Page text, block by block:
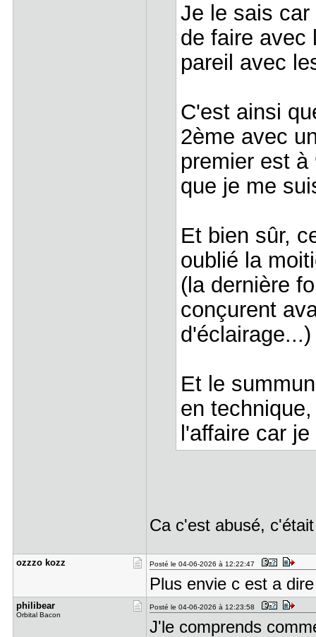
Je le sais
de faire avec
pareil avec
C'est ainsi
2ème avec
premier est
que je me
Et bien sûr,
oublié la
(la dernière
conçurent
d'éclairage...)
Et le
en
l'affaire car
Ca c'est abusé,
ozzzo kozz Posté le 04-06-2026 à 12:22:47
Plus envie c est a
philibear
Orbital Bacon
Posté le 04-06-2026 à 12:23:58
J'le comprends